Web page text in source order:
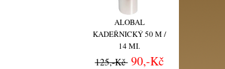
ALOBAL
KADEŘNICKÝ 50 M /
14 MI.
125,-Kč 90,-Kč